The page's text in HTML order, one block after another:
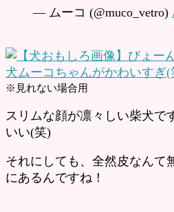
— ムーコ (@muco_vetro)
※見れない場合用
スリムな顔が凛々しい柴犬で
いい(笑)
それにしても、全然皮なんて
にあるんですね！